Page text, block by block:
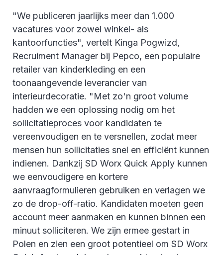
"We publiceren jaarlijks meer dan 1.000
vacatures voor zowel winkel- als
kantoorfuncties", vertelt Kinga Pogwizd,
Recruiment Manager bij Pepco, een populaire
retailer van kinderkleding en een
toonaangevende leverancier van
interieurdecoratie. "Met zo'n groot volume
hadden we een oplossing nodig om het
sollicitatieproces voor kandidaten te
vereenvoudigen en te versnellen, zodat meer
mensen hun sollicitaties snel en efficiënt kunnen
indienen. Dankzij SD Worx Quick Apply kunnen
we eenvoudigere en kortere
aanvraagformulieren gebruiken en verlagen we
zo de drop-off-ratio. Kandidaten moeten geen
account meer aanmaken en kunnen binnen een
minuut solliciteren. We zijn ermee gestart in
Polen en zien een groot potentieel om SD Worx